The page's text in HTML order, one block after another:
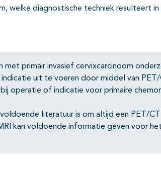
welke diagnostische techniek resulteert
primair invasief cervixcarcinoom
uit te voeren door middel van PET/
operatie of indicatie voor primaire
literatuur is om altijd een PET/
kan voldoende informatie geven voor